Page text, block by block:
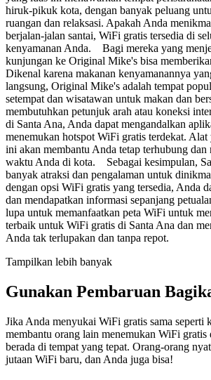
hiruk-pikuk kota, dengan banyak peluang
ruangan dan relaksasi. Apakah Anda
berjalan-jalan santai, WiFi gratis tersedia di
kenyamanan Anda. Bagi mereka yang
kunjungan ke Original Mike's bisa
Dikenal karena makanan kenyamanannya
langsung, Original Mike's adalah tempat
setempat dan wisatawan untuk makan dan
membutuhkan petunjuk arah atau koneksi
di Santa Ana, Anda dapat mengandalkan
menemukan hotspot WiFi gratis terdekat. Alat
ini akan membantu Anda tetap terhubung dan
waktu Anda di kota. Sebagai kesimpulan,
banyak atraksi dan pengalaman untuk
dengan opsi WiFi gratis yang tersedia, Anda
dan mendapatkan informasi sepanjang
lupa untuk memanfaatkan peta WiFi untuk
terbaik untuk WiFi gratis di Santa Ana dan
Anda tak terlupakan dan tanpa repot.
Tampilkan lebih banyak
Gunakan Pembaruan
Jika Anda menyukai WiFi gratis sama seperti
membantu orang lain menemukan WiFi gratis
berada di tempat yang tepat. Orang-orang
jutaan WiFi baru, dan Anda juga bisa!